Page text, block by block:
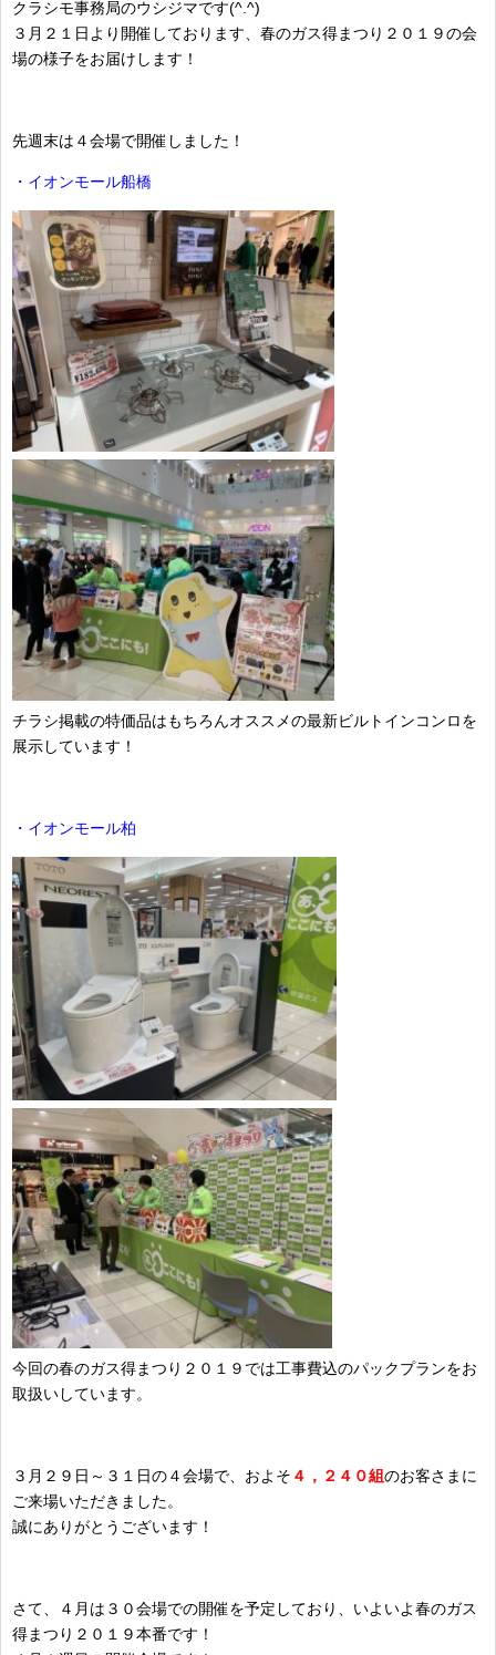
クラシモ事務局のウシジマです(^.^)
３月２１日より開催しております、春のガス得まつり２０１９の会
場の様子をお届けします！
先週末は４会場で開催しました！
・イオンモール船橋
チラシ掲載の特価品はもちろんオススメの最新ビルトインコンロを
展示しています！
・イオンモール柏
今回の春のガス得まつり２０１９では工事費込のパックプランをお
取扱いしています。
３月２９日～３１日の４会場で、およそ ４，２４０組のお客さまに
ご来場いただきました。
誠にありがとうございます！
さて、４月は３０会場での開催を予定しており、いよいよ春のガス
得まつり２０１９本番です！